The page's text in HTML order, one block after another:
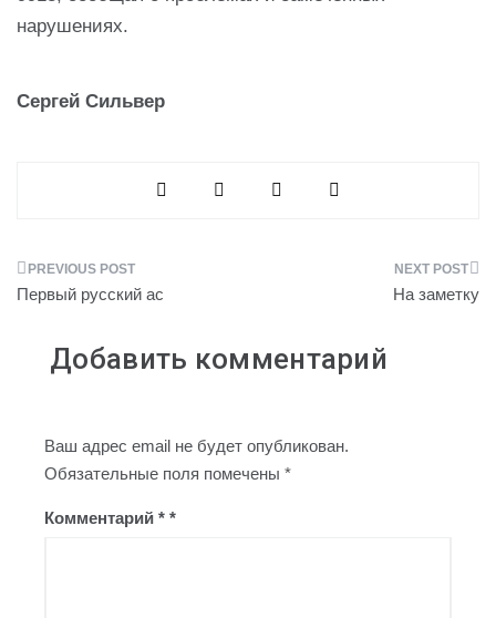
нарушениях.
Сергей Сильвер
Навигация
записям
Первый русский ас На заметку
Добавить комментарий
Ваш адрес email не будет опубликован.
Обязательные поля помечены *
Комментарий *